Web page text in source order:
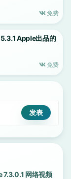
免费
Apple出品的
免费
网络视频